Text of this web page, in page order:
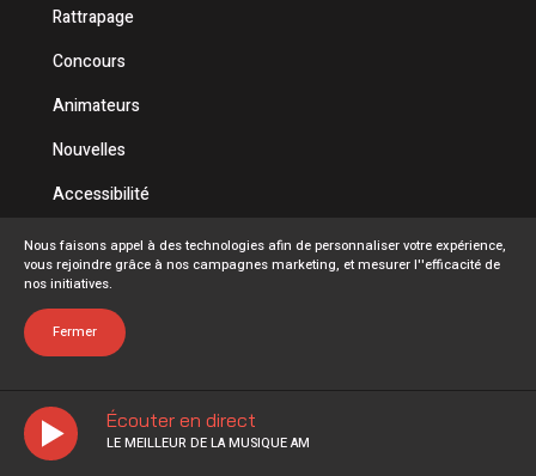
Écouter en direct
LE MEILLEUR DE LA MUSIQUE AM
Rattrapage
Concours
Animateurs
Nouvelles
Accessibilité
Politique de confidentialité
Conditions d'utilisation
FAQ
Nous faisons appel à des technologies afin de personnaliser votre expérience,
vous rejoindre grâce à nos campagnes marketing, et mesurer l''efficacité de
nos initiatives.
Fermer